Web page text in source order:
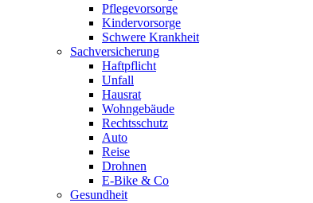
Pflegevorsorge
Kindervorsorge
Schwere Krankheit
Sachversicherung
Haftpflicht
Unfall
Hausrat
Wohngebäude
Rechtsschutz
Auto
Reise
Drohnen
E-Bike & Co
Gesundheit